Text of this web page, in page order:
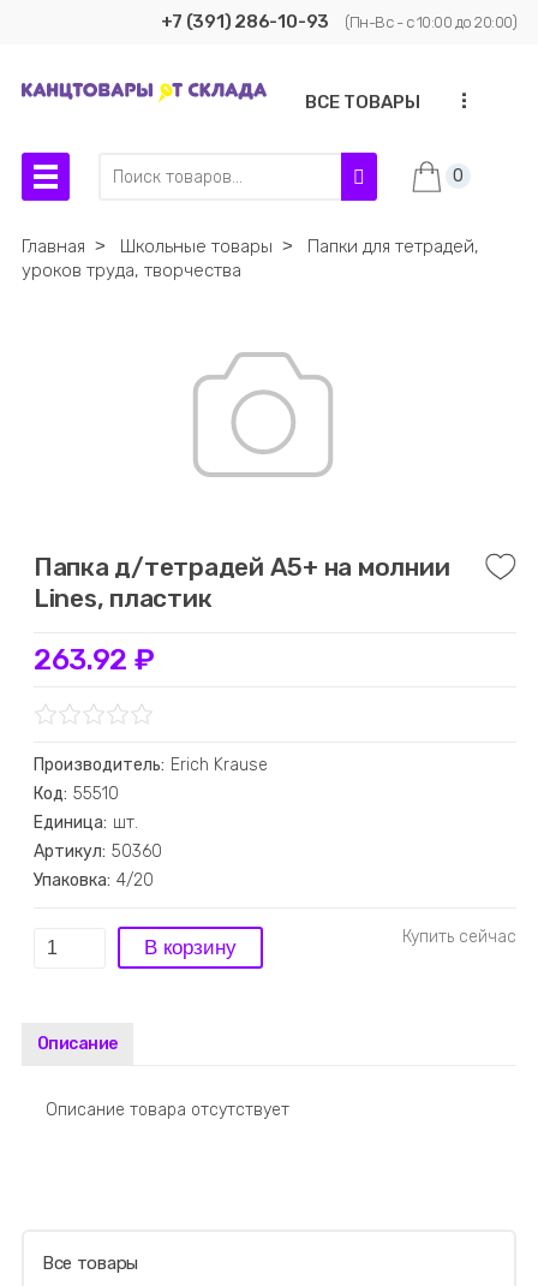
+7 (391) 286-10-93 (Пн-Вс - с 10:00 до 20:00)
ВСЕ ТОВАРЫ ...
0
Главная ˃ Школьные товары ˃
Папки для тетрадей,
уроков труда, творчества
Папка д/тетрадей A5+ на молнии
Lines, пластик
263.92 ₽
Производитель: Erich Krause
Код: 55510
Единица: шт.
Артикул: 50360
Упаковка: 4/20
Описание
Описание товара отсутствует
Все товары